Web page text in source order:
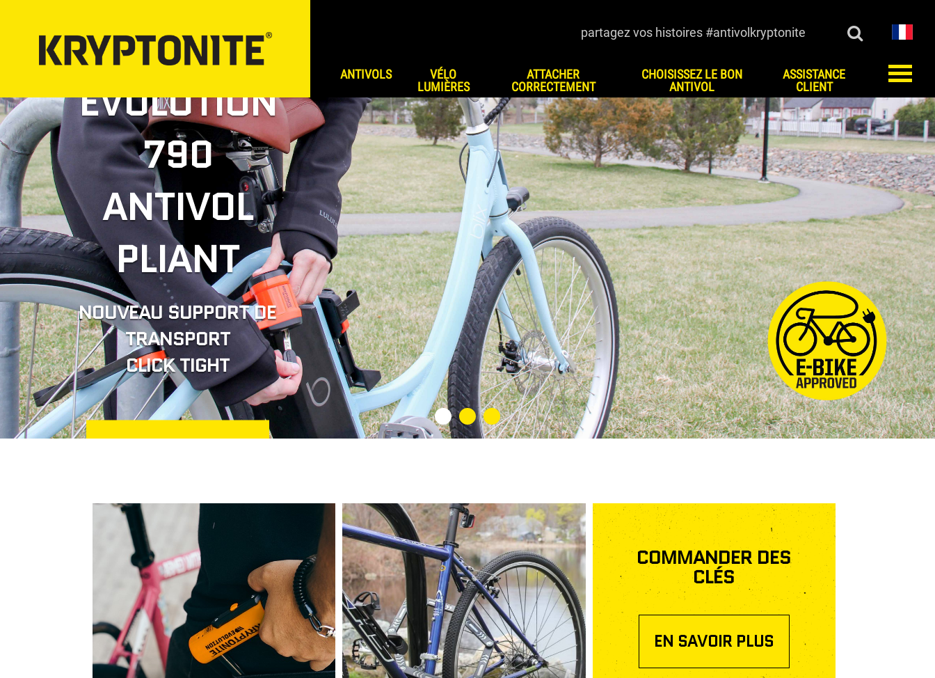
partagez vos histoires #antivolkryptonite
ANTIVOLS
VÉLO
LUMIÈRES
ATTACHER
CORRECTEMENT
CHOISISSEZ LE BON
ANTIVOL
ASSISTANCE
CLIENT
LOCKS
Vélo
Moto
Scooter
Quad/Mule
Moto neige
Vélo électrique
BICYCLE LIGHTS
PROPER LOCK-UP
Verrouillage pour vélo
Verrouillage pour moto
Verrouillage pour scooter
Verouillage Quad/Mule
Verrouillage Moto neige
Verrouillage transport et
voyage
HOW TO CHOOSE LOCK
Sécurité vélo
Sécurité Quad/Mule
Sécurité Moto
Sécurité scooter
Sécurité moto neige
Sécurité transport et
voyage
TESTIMONIALS
HISTOIRE
CUSTOMER SERVICE
Foire aux questions
Enregistrez vos clés ou
codes
Commande de clés
Lock Maintenance
Kryptonite Limited Product
Warranty
European Testing Agencies
CHOISISSEZ L'ANTIVOL
QUI VOUS CONVIENT VÉLO LUMIÈRES COMMANDER DES CLÉS FAQ
EVOLUTION
790
ANTIVOL
PLIANT
NOUVEAU SUPPORT DE
TRANSPORT
CLICK TIGHT
EN SAVOIR PLUS
COMMANDER DES
CLÉS
EN SAVOIR PLUS